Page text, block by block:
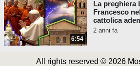
La religione del Vaticano II
cattolica come spiega il nostro
6:54
La preghiera
Francesco
cattolica
2 anni fa
All rights reserved © 2026